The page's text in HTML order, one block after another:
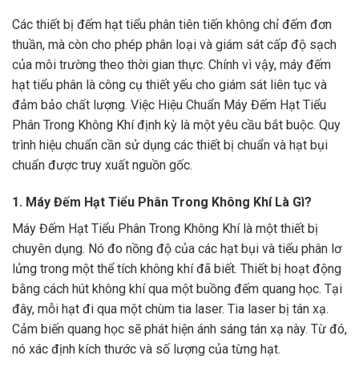
Các thiết bị đếm hạt tiểu phân tiên tiến không chỉ đếm đơn
thuần, mà còn cho phép phân loại và giám sát cấp độ sạch
của môi trường theo thời gian thực. Chính vì vậy, máy đếm
hạt tiểu phân là công cụ thiết yếu cho giám sát liên tục và
đảm bảo chất lượng. Việc Hiệu Chuẩn Máy Đếm Hạt Tiểu
Phân Trong Không Khí định kỳ là một yêu cầu bắt buộc. Quy
trình hiệu chuẩn cần sử dụng các thiết bị chuẩn và hạt bụi
chuẩn được truy xuất nguồn gốc.
1. Máy Đếm Hạt Tiểu Phân Trong Không Khí Là Gì?
Máy Đếm Hạt Tiểu Phân Trong Không Khí là một thiết bị
chuyên dụng. Nó đo nồng độ của các hạt bụi và tiểu phân lơ
lửng trong một thể tích không khí đã biết. Thiết bị hoạt động
bằng cách hút không khí qua một buồng đếm quang học. Tại
đây, mỗi hạt đi qua một chùm tia laser. Tia laser bị tán xạ.
Cảm biến quang học sẽ phát hiện ánh sáng tán xạ này. Từ đó,
nó xác định kích thước và số lượng của từng hạt.